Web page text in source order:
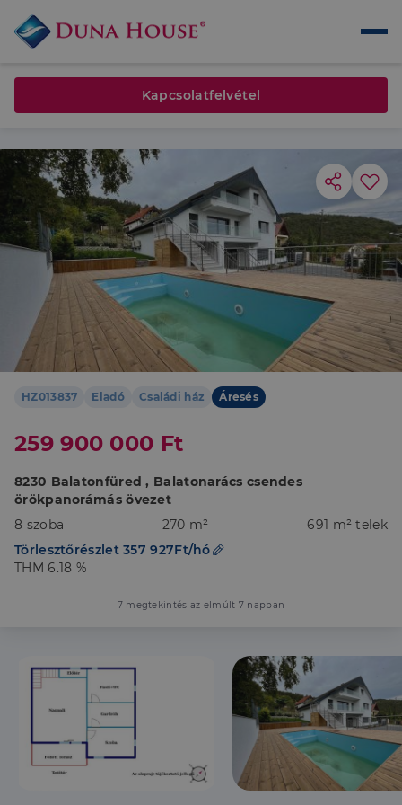
HZ013837 Eladó Családi ház Áresés
259 900 000 Ft
8230 Balatonfüred , Balatonarács csendes
örökpanorámás övezet
8 szoba
270 m²
691 m² telek
Törlesztőrészlet 357 927Ft/hó
THM 6.18 %
7 megtekintés az elmúlt 7 napban
Kapcsolatfelvétel